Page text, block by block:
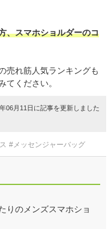
、スマホショルダーのコ
売れ筋人気ランキングも
てください。
06月11日に記事を更新しました
#メッセンジャーバッグ
りのメンズスマホショ